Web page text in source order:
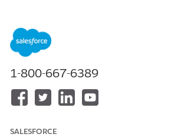
Lösungen für den öffentlichen Sektor.
anzeigen.
und Kohortenmitgliedern:
1-800-667-6389
SALESFORCE